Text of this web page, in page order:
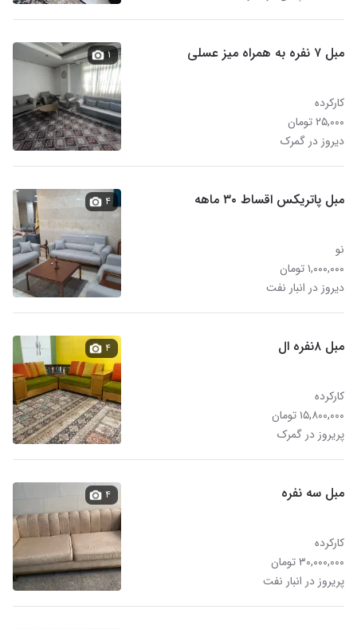
مبل ۷ نفره به همراه میز عسلی
کارکرده
۲۵,۰۰۰ تومان
دیروز در گمرک
۱
مبل پاتریکس اقساط ۳۰ ماهه
نو
۱,۰۰۰,۰۰۰ تومان
دیروز در انبار نفت
۴
مبل ۸‌نفره ال
کارکرده
۱۵,۸۰۰,۰۰۰ تومان
پریروز در گمرک
۴
مبل سه نفره
کارکرده
۳۰,۰۰۰,۰۰۰ تومان
پریروز در انبار نفت
۴